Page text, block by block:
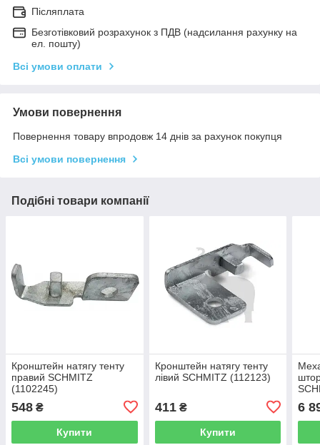
Післяплата
Безготівковий розрахунок з ПДВ (надсилання рахунку на
ел. пошту)
Всі умови оплати
Умови повернення
Повернення товару впродовж 14 днів за рахунок покупця
Всі умови повернення
Подібні товари компанії
Кронштейн натягу тенту
правий SCHMITZ
(1102245)
548 ₴
Купити
Кронштейн натягу тенту
лівий SCHMITZ (112123)
411₴
Купити
6